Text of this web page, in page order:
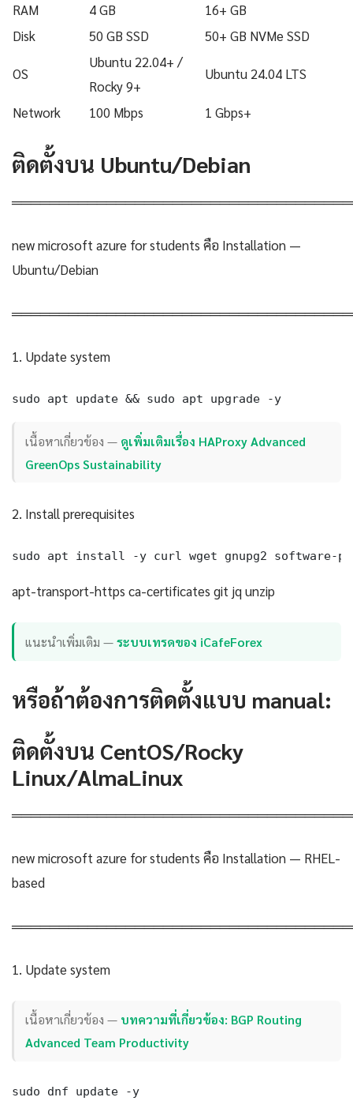
RAM
4 GB
16+ GB
Disk
50 GB SSD 50+ GB NVMe SSD
OS
Ubuntu 22.04+ /
Rocky 9+
Ubuntu 24.04 LTS
Network 100 Mbps 1 Gbps+
ติดตั้งบน Ubuntu/Debian
new microsoft azure for students คือ Installation —
Ubuntu/Debian
1. Update system
sudo apt update && sudo apt upgrade -y
เนื้อหาเกี่ยวข้อง — ดูเพิ่มเติมเรื่อง HAProxy Advanced
GreenOps Sustainability
2. Install prerequisites
sudo apt install -y curl wget gnupg2 software-
apt-transport-https ca-certificates git jq unzip
แนะนำเพิ่มเติม —ระบบเทรดของ iCafeForex
หรือถ้าต้องการติดตั้งแบบ manual:
ติดตั้งบน CentOS/Rocky
Linux/AlmaLinux
new microsoft azure for students คือ Installation — RHEL-
based
1. Update system
เนื้อหาเกี่ยวข้อง — บทความที่เกี่ยวข้อง: BGP Routing
Advanced Team Productivity
sudo dnf update -y